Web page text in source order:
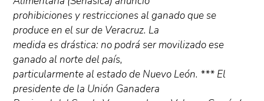
prohibiciones y restricciones al ganado que se
produce en el sur de Veracruz. La
medida es drástica: no podrá ser movilizado ese
ganado al norte del país,
particularmente al estado de Nuevo León. *** El
presidente de la Unión Ganadera